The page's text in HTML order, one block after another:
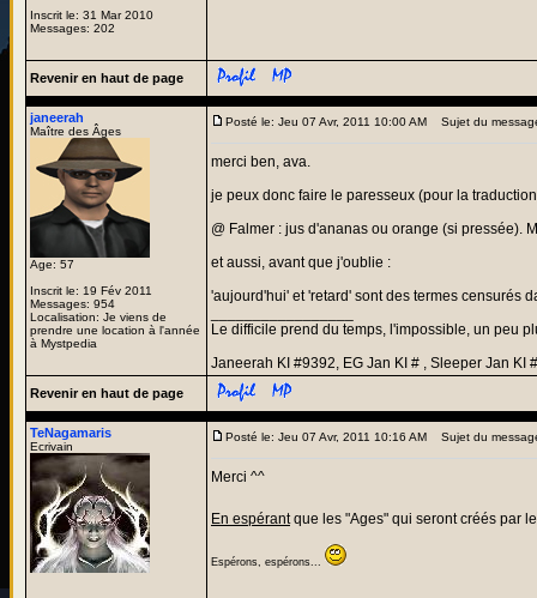
Inscrit le: 31 Mar 2010
Messages: 202
Revenir en haut de page
janeerah
Maître des Âges
Age: 57
Inscrit le: 19 Fév 2011
Messages: 954
Localisation: Je viens de
prendre une location à l'année
à Mystpedia
Posté le: Jeu 07 Avr, 2011 10:00 AM Sujet du
merci ben, ava.
je peux donc faire le paresseux (pour la
@ Falmer : jus d'ananas ou orange (si pressée).
et aussi, avant que j'oublie :
'aujourd'hui' et 'retard' sont des termes censurés
Le difficile prend du temps, l'impossible, un peu
Janeerah KI #9392, EG Jan KI # , Sleeper Jan KI #
Revenir en haut de page
TeNagamaris
Ecrivain
Posté le: Jeu 07 Avr, 2011 10:16 AM Sujet du
Merci ^^
En espérantque les "Ages" qui seront créés par
Espérons, espérons...